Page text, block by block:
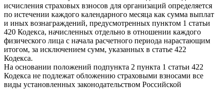
исчисления страховых взносов для организаций определяется
по истечении каждого календарного месяца как сумма выплат
и иных вознаграждений, предусмотренных пунктом 1 статьи
420 Кодекса, начисленных отдельно в отношении каждого
физического лица с начала расчетного периода нарастающим
итогом, за исключением сумм, указанных в статье 422
Кодекса.
На основании положений подпункта 2 пункта 1 статьи 422
Кодекса не подлежат обложению страховыми взносами все
виды установленных законодательством Российской